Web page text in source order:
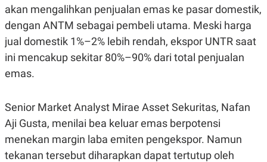
akan mengalihkan penjualan emas ke pasar domestik,
dengan ANTM sebagai pembeli utama. Meski harga
jual domestik 1%–2% lebih rendah, ekspor UNTR saat
ini mencakup sekitar 80%–90% dari total penjualan
emas.
Senior Market Analyst Mirae Asset Sekuritas, Nafan
Aji Gusta, menilai bea keluar emas berpotensi
menekan margin laba emiten pengekspor. Namun
tekanan tersebut diharapkan dapat tertutup oleh